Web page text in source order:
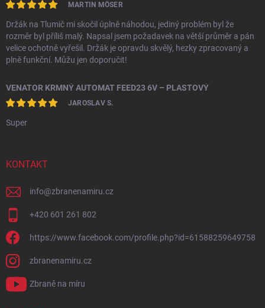
MARTIN MÖSER
Držák na Tlumič mi skočil úplně náhodou, jediný problém byl že
rozměr byl příliš malý. Napsal jsem požadavek na větší průměr a pán
velice ochotně vyřešil. Držák je opravdu skvělý, hezky zpracovaný a
plně funkční. Můžu jen doporučit!
VENATOR KRMNÝ AUTOMAT FEED23 6V – PLASTOVÝ
JAROSLAV S.
Super
KONTAKT
info@zbranenamiru.cz
+420 601 261 802
https://www.facebook.com/profile.php?id=61588259649758
zbranenamiru.cz
Zbraně na míru